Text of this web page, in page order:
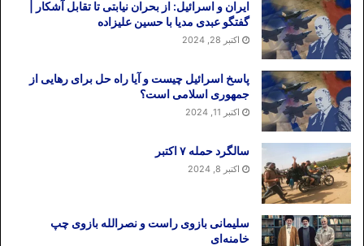
ایران و اسرائیل: از بحران نیابتی تا تقابل آشکار |
گفتگو عبدی مدیا با حسین علیزاده
اکتبر 28, 2024
پاسخ اسرائیل چیست و آیا راه حل برای رهایی از
جمهوری اسلامی است؟
اکتبر 11, 2024
سالگرد حمله ۷ اکتبر
اکتبر 8, 2024
سلیمانی بازوی راست و نصرالله بازوی چپ
خامنه‌ای